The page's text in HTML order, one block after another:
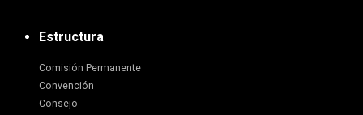
Estructura
Comisión Permanente
Convención
Consejo